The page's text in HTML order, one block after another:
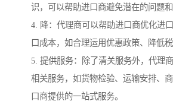
识，可以帮助进口商避免潜在的问题和
4. 降：代理商可以帮助进口商优化进
口成本，如合理运用优惠政策、降低税
5. 提供服务：除了清关服务外，代理
相关服务，如货物检验、运输安排、
口商提供的一站式服务。